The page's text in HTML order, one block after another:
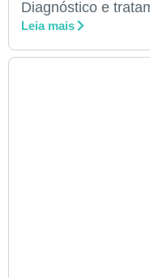
Diagnóstico e
Leia mais